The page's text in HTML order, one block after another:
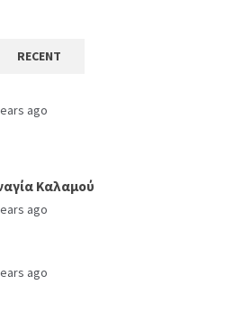
RECENT
ago
Καλαμού
ago
ago